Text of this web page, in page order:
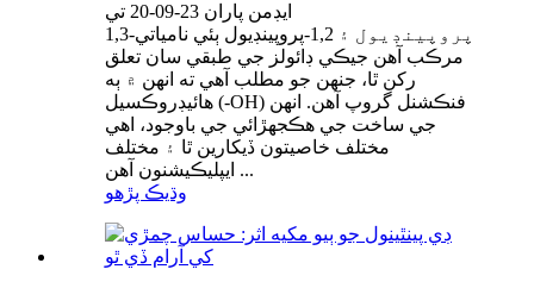
ايڊمن پاران 23-09-20 تي
1,3-پروپينڊيول ۽ 1,2-پروپينڊيول ٻئي نامياتي
مرڪب آهن جيڪي ڊائولز جي طبقي سان تعلق
رکن ٿا، جنهن جو مطلب آهي ته انهن ۾ ٻه
هائيڊروڪسيل (-OH) فنڪشنل گروپ آهن. انهن
جي ساخت جي هڪجهڙائي جي باوجود، اهي
مختلف خاصيتون ڏيکارين ٿا ۽ مختلف
ايپليڪيشنون آهن ...
وڌيڪ پڙهو